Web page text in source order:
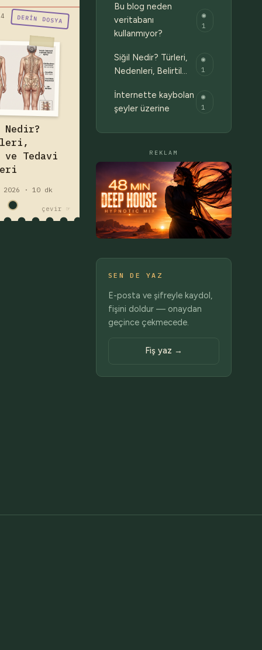
DERIN DOSYA
Nedir?
Tedavi
2026 · 10 dk
çevir ☞
bu skolyoz ?"
nedir, neden
belirtileri
Skolyoz
Cobb açısı,
egzersiz ve
dahil tedavi
detaylıca
öğrenin.
hastalık
— yazıyı oku
Bu blog neden
veritabanı
kullanmıyor?
◉
1
Siğil Nedir? Türleri,
Nedenleri, Belirtil…
◉
1
İnternette kaybolan
şeyler üzerine
◉
1
REKLAM
SEN DE YAZ
E-posta ve şifreyle kaydol,
fişini doldur — onaydan
geçince çekmecede.
Fiş yaz →